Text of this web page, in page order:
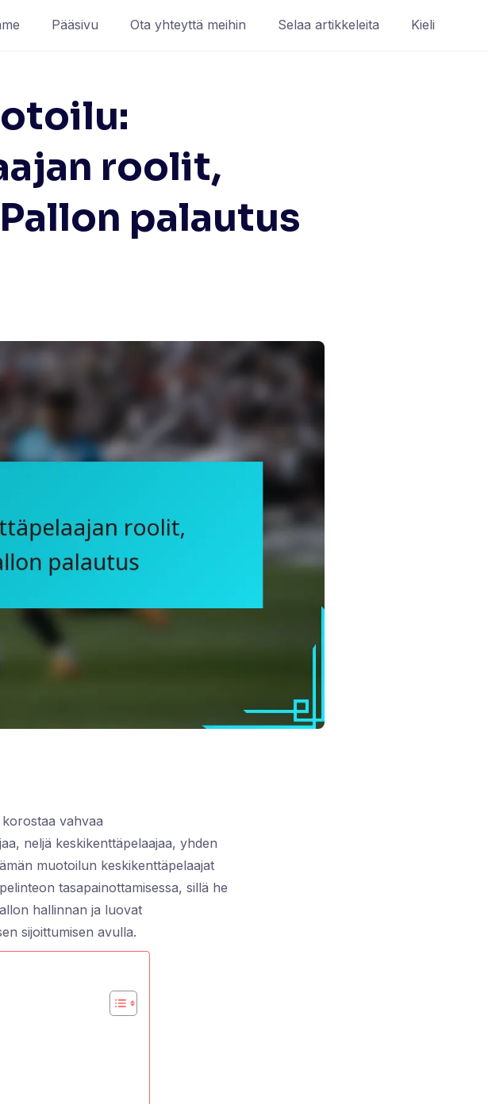
Pääsivu Ota yhteyttä meihin Selaa artikkeleita Kieli
roolit,
palautus
vahvaa
neljä keskikenttäpelaajaa, yhden
muotoilun keskikenttäpelaajat
tasapainottamisessa, sillä he
hallinnan ja luovat
sijoittumisen avulla.